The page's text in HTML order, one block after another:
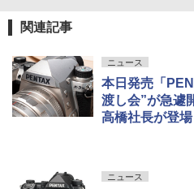
関連記事
ニュース
本日発売「
渡し会”が急遽
高橋社長が登場
ニュース